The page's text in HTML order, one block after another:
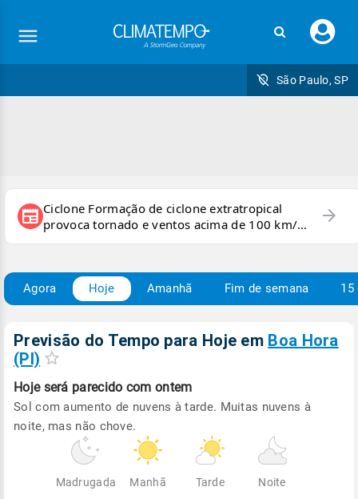
seu
São Paulo, SP
newspaper Ciclone Formação de ciclone extratropical
provoca tornado e ventos acima de 100 km/h
no RS
arrow_forward
Agora Hoje Amanhã Fim de semana 15
Previsão do Tempo para Hoje em Boa Hora
(PI)
Hoje será parecido com ontem
Sol com aumento de nuvens à tarde. Muitas nuvens à
noite, mas não chove.
Madrugada Manhã Tarde Noite